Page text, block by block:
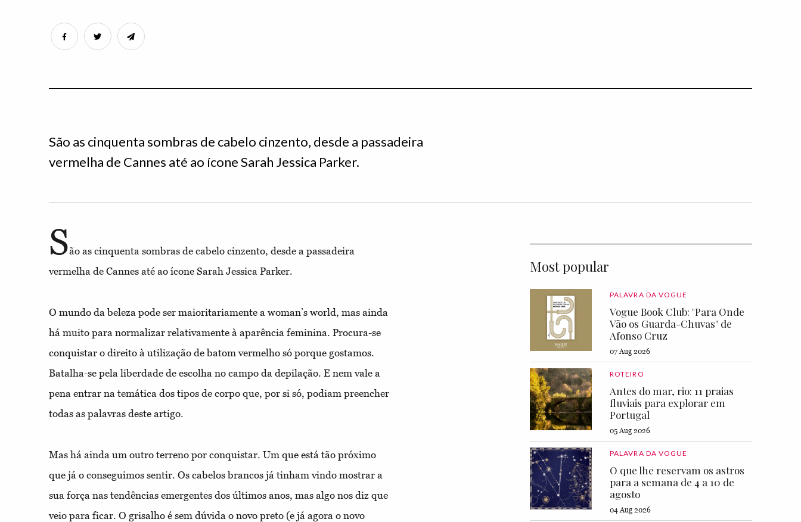
São as cinquenta sombras de cabelo cinzento, desde a passadeira
vermelha de Cannes até ao ícone Sarah Jessica Parker.
São as cinquenta sombras de cabelo cinzento, desde a passadeira
vermelha de Cannes até ao ícone Sarah Jessica Parker.
O mundo da beleza pode ser maioritariamente a woman’s world, mas ainda
há muito para normalizar relativamente à aparência feminina. Procura-se
conquistar o direito à utilização de batom vermelho só porque gostamos.
Batalha-se pela liberdade de escolha no campo da depilação. E nem vale a
pena entrar na temática dos tipos de corpo que, por si só, podiam preencher
todas as palavras deste artigo.
Mas há ainda um outro terreno por conquistar. Um que está tão próximo
que já o conseguimos sentir. Os cabelos brancos já tinham vindo mostrar a
sua força nas tendências emergentes dos últimos anos, mas algo nos diz que
veio para ficar. O grisalho é sem dúvida o novo preto (e já agora o novo
Most popular
PALAVRA DA VOGUE
Vogue Book Club: "Para Onde
Vão os Guarda-Chuvas" de
Afonso Cruz
07 Aug 2026
ROTEIRO
Antes do mar, rio: 11 praias
fluviais para explorar em
Portugal
05 Aug 2026
PALAVRA DA VOGUE
O que lhe reservam os astros
para a semana de 4 a 10 de
agosto
04 Aug 2026